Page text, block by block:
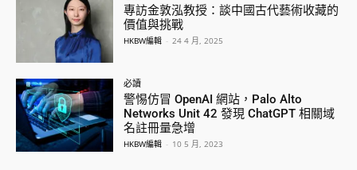
專訪金敦泓教授：談中國古代藝術收藏的
價值與挑戰
HKBW編輯 - 24 4 月, 2025
必讀
警惕仿冒 OpenAI 網站，Palo Alto
Networks Unit 42 發現 ChatGPT 相關域
名註冊量急增
HKBW編輯 - 10 5 月, 2023